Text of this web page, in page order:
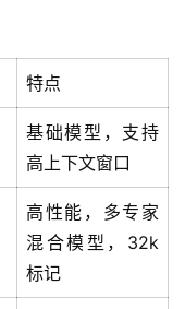
特点
基础模型，支持
高上下文窗口
高性能，多专家
混合模型，32k
标记